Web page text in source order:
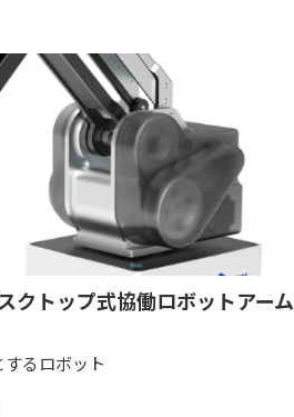
クトップ式協働ロボットアーム
るロボット